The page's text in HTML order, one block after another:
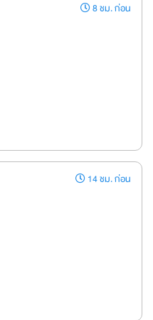
8 ชม. ก่อน
14 ชม. ก่อน